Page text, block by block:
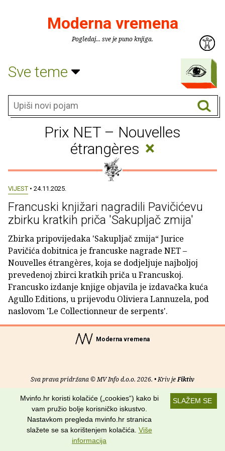
Moderna vremena
Pogledaj... sve je puno knjiga.
Sve teme
Prix NET – Nouvelles
étrangères ×
VIJEST • 24.11.2025.
Francuski knjižari nagradili Pavičićevu
zbirku kratkih priča 'Sakupljač zmija'
Zbirka pripovijedaka 'Sakupljač zmija“ Jurice
Pavičića dobitnica je francuske nagrade NET –
Nouvelles étrangères, koja se dodjeljuje najboljoj
prevedenoj zbirci kratkih priča u Francuskoj.
Francusko izdanje knjige objavila je izdavačka kuća
Agullo Editions, u prijevodu Oliviera Lannuzela, pod
naslovom 'Le Collectionneur de serpents'.
Moderna vremena
Sva prava pridržana © MV Info d.o.o. 2026. • Kriv jeFiktiv
O nama• Pomoć•Uvjeti korištenja•RSS kanali
Potraži nas na:
SLAŽEM SE
Mvinfo.hr koristi kolačiće („cookies“) kako bi
vam pružio bolje korisničko iskustvo.
Nastavkom pregleda mvinfo.hr stranica
slažete se sa korištenjem kolačića. Više
informacija